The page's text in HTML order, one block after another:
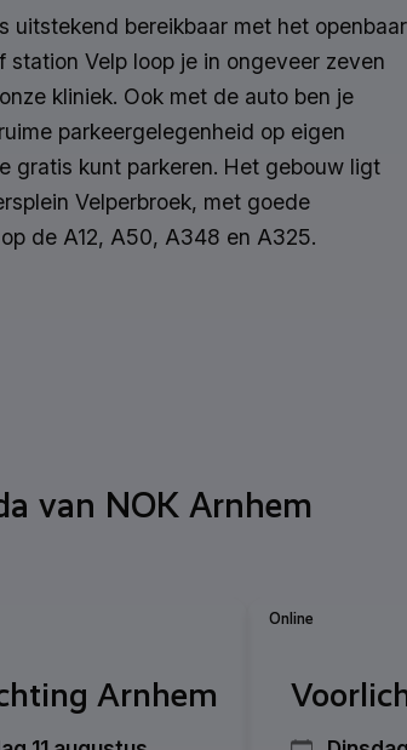
uitstekend bereikbaar met het openbaar
station Velp loop je in ongeveer zeven
kliniek. Ook met de auto ben je
parkeergelegenheid op eigen
gratis kunt parkeren. Het gebouw ligt
Velperbroek, met goede
de A12, A50, A348 en A325.
van NOK Arnhem
Arnhem
Online